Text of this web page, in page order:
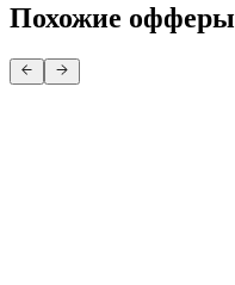
Похожие офферы